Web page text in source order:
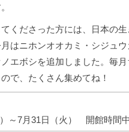
くださった方には、日本の
はニホンオオカミ・シジュ
エボシを追加しました。毎
で、たくさん集めてね！
～7月31日（火） 開館時間中